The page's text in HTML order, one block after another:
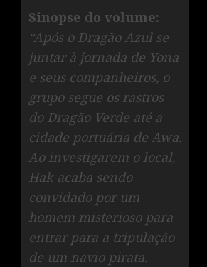
Sinopse do volume:
“Após o Dragão Azul se
juntar à jornada de Yona
e seus companheiros, o
grupo segue os rastros
do Dragão Verde até a
cidade portuária de Awa.
Ao investigarem o local,
Hak acaba sendo
convidado por um
homem misterioso para
entrar para a tripulação
de um navio pirata.